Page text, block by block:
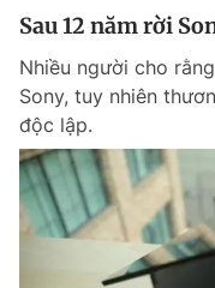
Sau 12 năm rời
Nhiều người cho
Sony, tuy nhiên
độc lập.